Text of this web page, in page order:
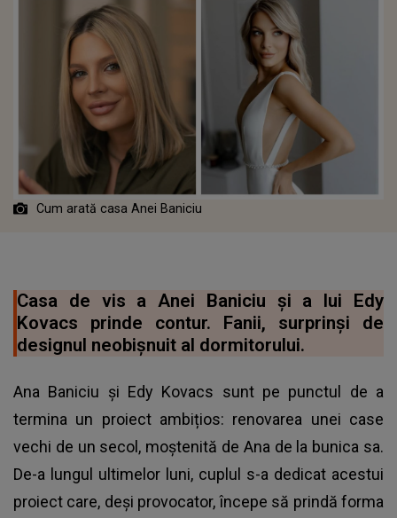
Cum arată casa Anei Baniciu
Casa de vis a Anei Baniciu și a lui Edy
Kovacs prinde contur. Fanii, surprinși de
designul neobișnuit al dormitorului.
Ana Baniciu și Edy Kovacs sunt pe punctul de a
termina un proiect ambițios: renovarea unei case
vechi de un secol, moștenită de Ana de la bunica sa.
De-a lungul ultimelor luni, cuplul s-a dedicat acestui
proiect care, deși provocator, începe să prindă forma